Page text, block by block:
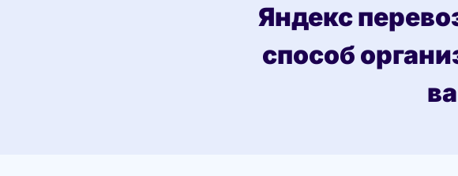
Яндекс
способ